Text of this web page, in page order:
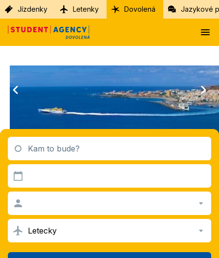
Jízdenky Letenky Dovolená Jazykové
Kam to bude?
Letecky